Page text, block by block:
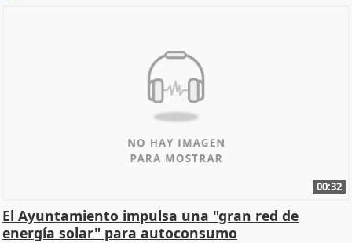
00:32
El Ayuntamiento impulsa una "gran red de
energía solar" para autoconsumo